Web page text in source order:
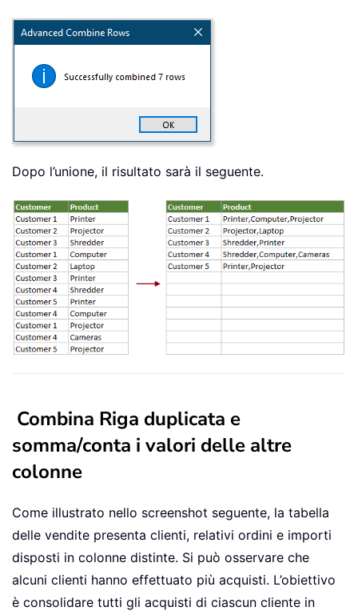
Dopo l’unione, il risultato sarà il seguente.
Combina Riga duplicata e
somma/conta i valori delle altre
colonne
Come illustrato nello screenshot seguente, la tabella
delle vendite presenta clienti, relativi ordini e importi
disposti in colonne distinte. Si può osservare che
alcuni clienti hanno effettuato più acquisti. L’obiettivo
è consolidare tutti gli acquisti di ciascun cliente in